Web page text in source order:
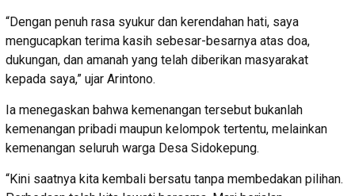
“Dengan penuh rasa syukur dan kerendahan hati, saya
mengucapkan terima kasih sebesar-besarnya atas doa,
dukungan, dan amanah yang telah diberikan masyarakat
kepada saya,” ujar Arintono.
Ia menegaskan bahwa kemenangan tersebut bukanlah
kemenangan pribadi maupun kelompok tertentu, melainkan
kemenangan seluruh warga Desa Sidokepung.
“Kini saatnya kita kembali bersatu tanpa membedakan pilihan.